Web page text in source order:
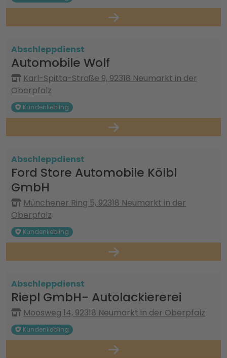
Abschleppdienst
Automobile Wolf
Karl-Spitta-Straße 9, 92318 Neumarkt in der
Oberpfalz
Kundenliebling
Abschleppdienst
Ford Store Automobile Kölbl
GmbH
Münchener Ring 5, 92318 Neumarkt in der
Oberpfalz
Kundenliebling
Abschleppdienst
Riepl GmbH- Autolackiererei
Moosweg 14, 92318 Neumarkt in der Oberpfalz
Kundenliebling